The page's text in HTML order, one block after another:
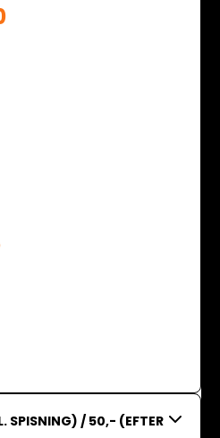
SPISNING) / 50,- (EFTER